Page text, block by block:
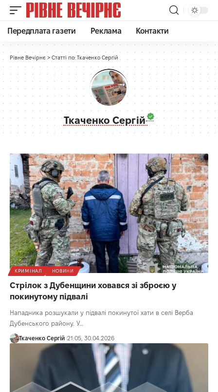
Передплата газети Реклама Контакти
Рівне Вечірнє > Статті по: Ткаченко Сергій
Ткаченко Сергій
КРИМІНАЛ НОВИНИ
Стрілок з Дубенщини ховався зі зброєю у
покинутому підвалі
Нападника розшукали у підвалі покинутої хати в селі Верба
Дубенського району. У…
Ткаченко Сергій 21:05, 30.04.2026